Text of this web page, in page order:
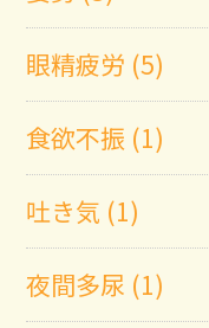
眼精疲労 (5)
食欲不振 (1)
吐き気 (1)
夜間多尿 (1)